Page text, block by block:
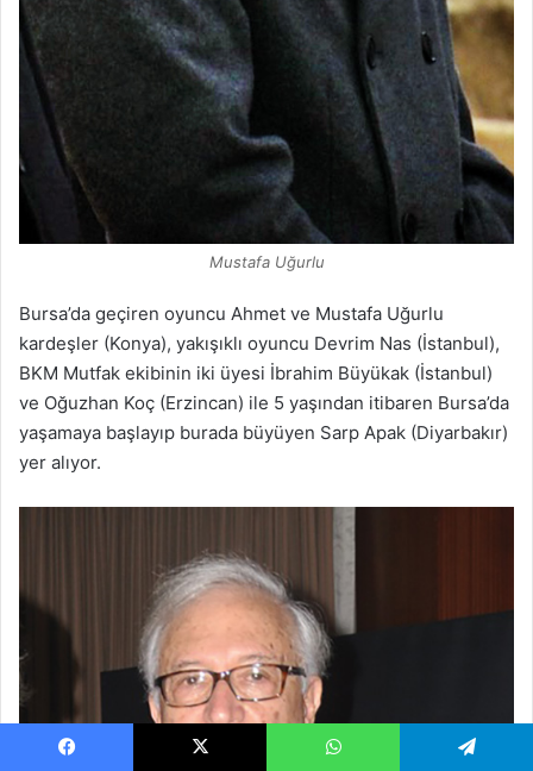
Mustafa Uğurlu
Bursa’da geçiren oyuncu Ahmet ve Mustafa Uğurlu
kardeşler (Konya), yakışıklı oyuncu Devrim Nas (İstanbul),
BKM Mutfak ekibinin iki üyesi İbrahim Büyükak (İstanbul)
ve Oğuzhan Koç (Erzincan) ile 5 yaşından itibaren Bursa’da
yaşamaya başlayıp burada büyüyen Sarp Apak (Diyarbakır)
yer alıyor.